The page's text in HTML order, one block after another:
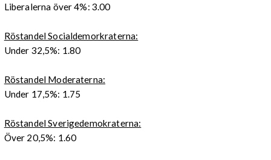
Liberalerna över 4%: 3.00
Röstandel Socialdemorkraterna:
Under 32,5%: 1.80
Röstandel Moderaterna:
Under 17,5%: 1.75
Röstandel Sverigedemokraterna:
Över 20,5%: 1.60